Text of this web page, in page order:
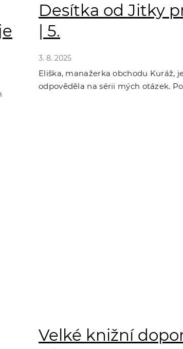
Desítka od Jitky
| 5.
3. 8. 2025
Eliška, manažerka obchodu Kuráž,
odpověděla na sérii mých otázek.
Velké knižní